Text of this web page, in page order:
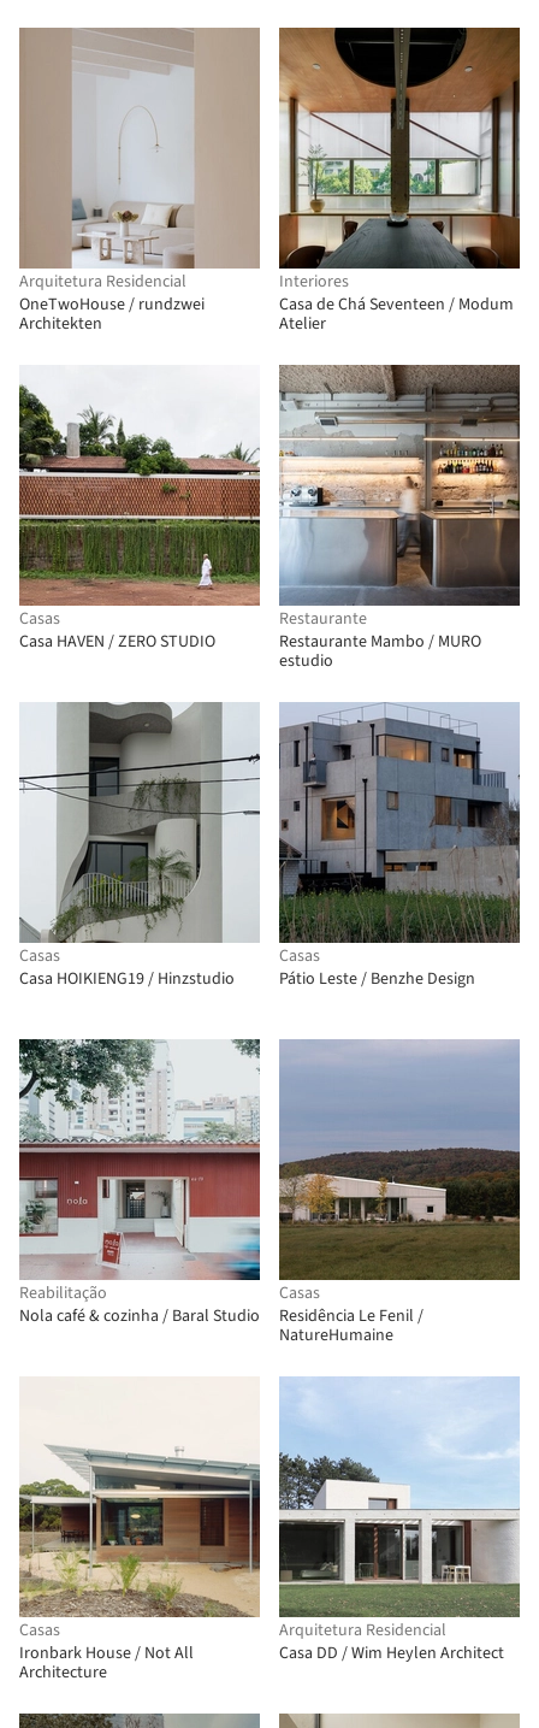
Arquitetura Residencial
OneTwoHouse / rundzwei
Architekten
Interiores
Casa de Chá Seventeen / Modum
Atelier
Casas
Casa HAVEN / ZERO STUDIO
Restaurante
Restaurante Mambo / MURO
estudio
Casas
Casa HOIKIENG19 / Hinzstudio
Casas
Pátio Leste / Benzhe Design
Reabilitação
Nola café & cozinha / Baral Studio
Casas
Residência Le Fenil /
NatureHumaine
Casas
Ironbark House / Not All
Architecture
Arquitetura Residencial
Casa DD / Wim Heylen Architect